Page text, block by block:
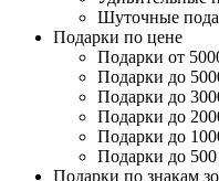
Шуточные
Подарки по цене
Подарки от
Подарки до
Подарки до
Подарки до
Подарки до
Подарки до 500
Подарки по знакам